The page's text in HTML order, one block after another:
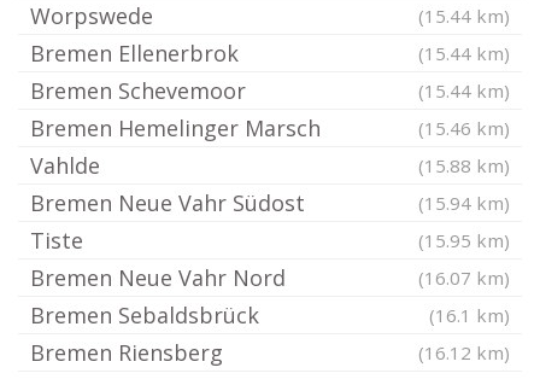
Worpswede (15.44 km)
Bremen Ellenerbrok (15.44 km)
Bremen Schevemoor (15.44 km)
Bremen Hemelinger Marsch (15.46 km)
Vahlde (15.88 km)
Bremen Neue Vahr Südost (15.94 km)
Tiste (15.95 km)
Bremen Neue Vahr Nord (16.07 km)
Bremen Sebaldsbrück (16.1 km)
Bremen Riensberg (16.12 km)